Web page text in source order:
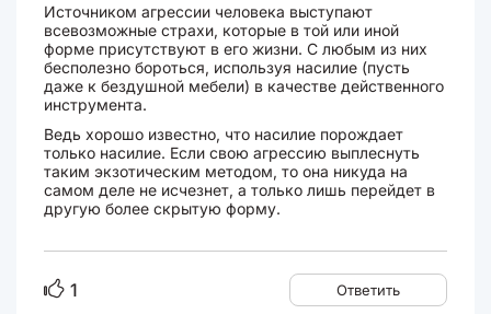
Источником агрессии человека выступают
всевозможные страхи, которые в той или иной
форме присутствуют в его жизни. С любым из них
бесполезно бороться, используя насилие (пусть
даже к бездушной мебели) в качестве действенного
инструмента.
Ведь хорошо известно, что насилие порождает
только насилие. Если свою агрессию выплеснуть
таким экзотическим методом, то она никуда на
самом деле не исчезнет, а только лишь перейдет в
другую более скрытую форму.
1 Ответить